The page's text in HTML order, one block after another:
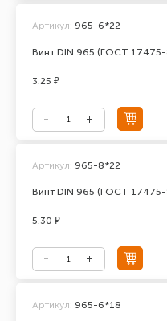
Винт DIN 965 (ГОСТ 17475-
Артикул: 965-6*22
3.25 ₽
Винт DIN 965 (ГОСТ 17475-
Артикул: 965-8*22
5.30 ₽
Артикул: 965-6*18